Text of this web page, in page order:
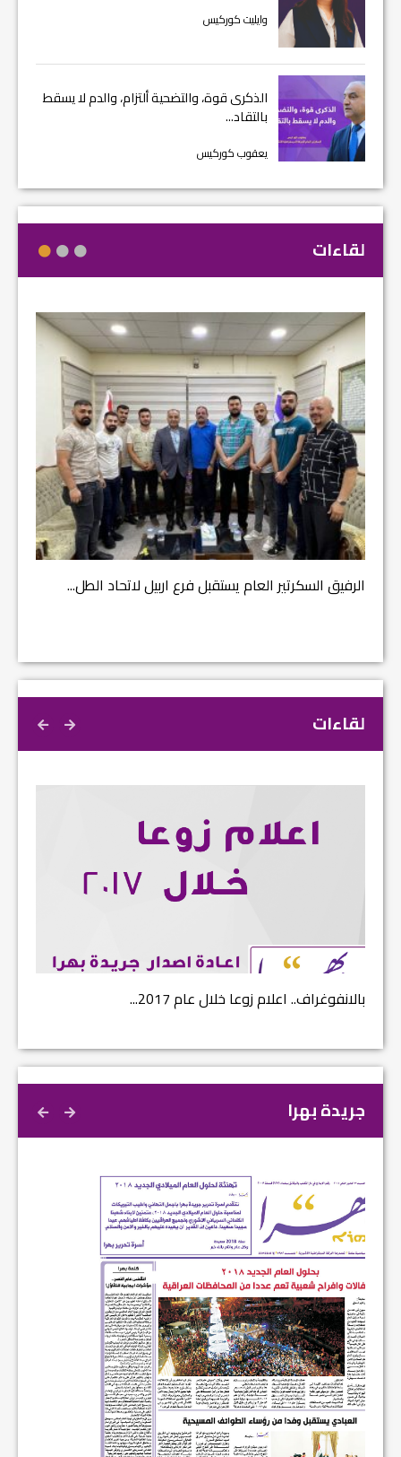
وايليت كوركيس
الذكرى قوة، والتضحية ألتزام، والدم لا يسقط
بالتقاد...
يعقوب كوركيس
لقاءات
الرفيق السكرتير العام يستقبل فرع اربيل لاتحاد الطل...
لقاءات
بالانفوغراف.. اعلام زوعا خلال عام 2017...
جريدة بهرا